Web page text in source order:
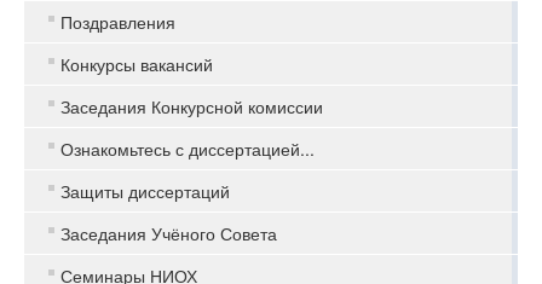
Поздравления
Конкурсы вакансий
Заседания Конкурсной комиссии
Ознакомьтесь с диссертацией...
Защиты диссертаций
Заседания Учёного Совета
Семинары НИОХ